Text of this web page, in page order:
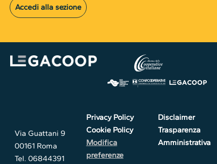
Accedi alla sezione
Via Guattani 9
00161 Roma
Tel. 06844391
Privacy Policy
Cookie Policy
Modifica
preferenze
Disclaimer
Trasparenza
Amministrativa